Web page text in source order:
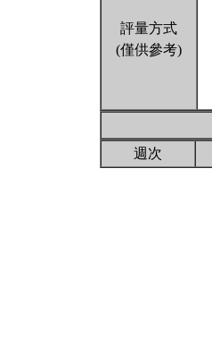
評量方式
(僅供參考)
週次